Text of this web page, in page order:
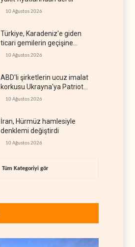
10 Ağustos 2026
Türkiye, Karadeniz'e giden
ticari gemilerin geçişine
yeniden izin verdi
10 Ağustos 2026
ABD'li şirketlerin ucuz imalat
korkusu Ukrayna'ya Patriot
iznini engelledi
10 Ağustos 2026
İran, Hürmüz hamlesiyle
denklemi değiştirdi
10 Ağustos 2026
Tüm Kategoriyi gör